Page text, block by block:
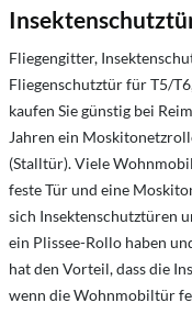
Fliegengitter,
Fliegenschutztür für T5/
kaufen Sie günstig bei
Jahren ein
(Stalltür). Viele
feste Tür und eine
sich Insektenschutztüren
ein Plissee-Rollo haben
hat den Vorteil, dass die
wenn die Wohnmobiltür